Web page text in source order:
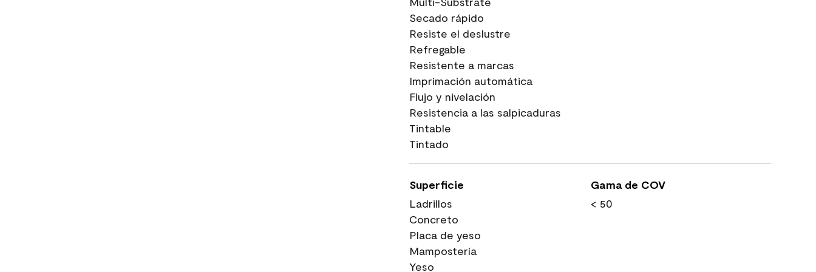
Secado rápido
Resiste el deslustre
Refregable
Resistente a marcas
Imprimación automática
Flujo y nivelación
Resistencia a las salpicaduras
Tintable
Tintado
Superficie
Ladrillos
Concreto
Placa de yeso
Mampostería
Yeso
Gama de COV
< 50